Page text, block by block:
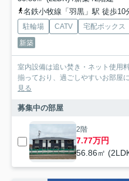
名鉄小牧線「羽黒」駅 徒歩10
駐輪場 CATV 宅配ボックス
新築
室内設備は追い焚き・ネット使用
揃っており、過ごしやすいお部屋
見る
募集中の部屋
2階
7.77万円
56.86㎡